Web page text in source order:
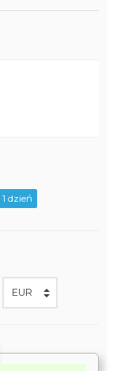
1 dzień